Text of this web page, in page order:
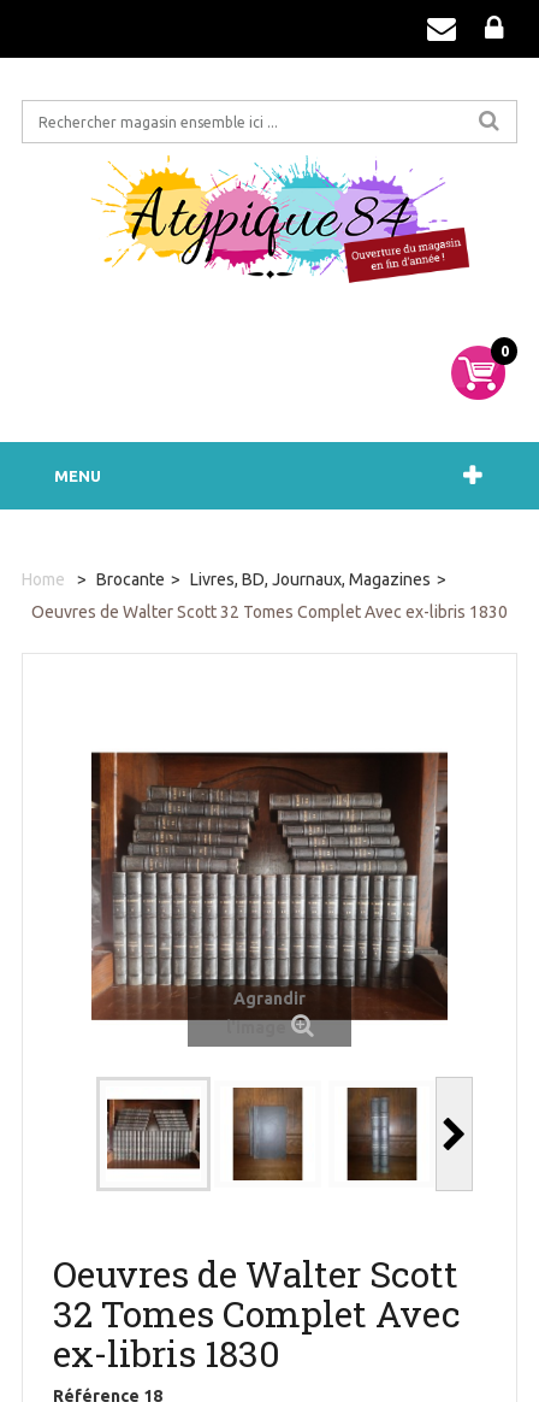
0
MENU
Home > Brocante > Livres, BD, Journaux, Magazines >
Oeuvres de Walter Scott 32 Tomes Complet Avec ex-libris 1830
Agrandir
Oeuvres de Walter Scott
32 Tomes Complet Avec
ex-libris 1830
Référence 18